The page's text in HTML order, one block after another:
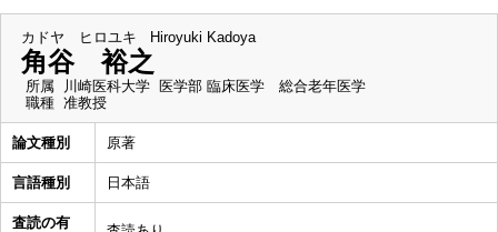
カドヤ ヒロユキ Hiroyuki Kadoya
角谷 裕之
所属
川崎医科大学 医学部 臨床医学 総合老年医学
職種 准教授
論文種別 原著
言語種別 日本語
査読の有